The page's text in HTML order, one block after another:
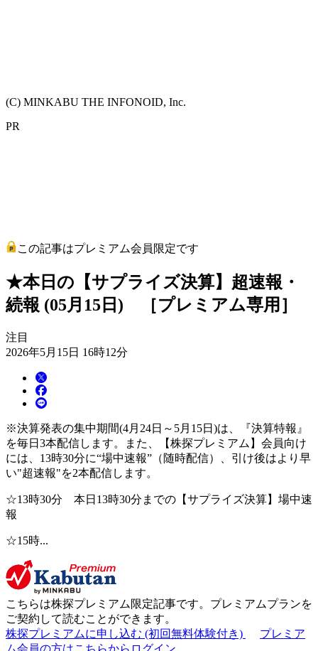
(C) MINKABU THE INFONOID, Inc.
PR
この記事はプレミアム会員限定です
★本日の【サプライズ決算】超速報・
続報 (05月15日) ［プレミアム専用］
注目
2026年5月15日 16時12分
※決算発表の集中期間(4月24日～5月15日)は、『決算特報』
を毎日3本配信します。また、【株探プレミアム】会員向け
には、13時30分に“場中速報”（随時配信）、引け後はより早
い"超速報"を2本配信します。
☆13時30分 本日13時30分までの【サプライズ決算】場中速
報
☆15時...
こちらは株探プレミアム限定記事です。プレミアムプランを
ご契約して読むことができます。
株探プレミアムに申し込む (初回無料体験付き)
プレミア
ム会員の方はこちらからログイン